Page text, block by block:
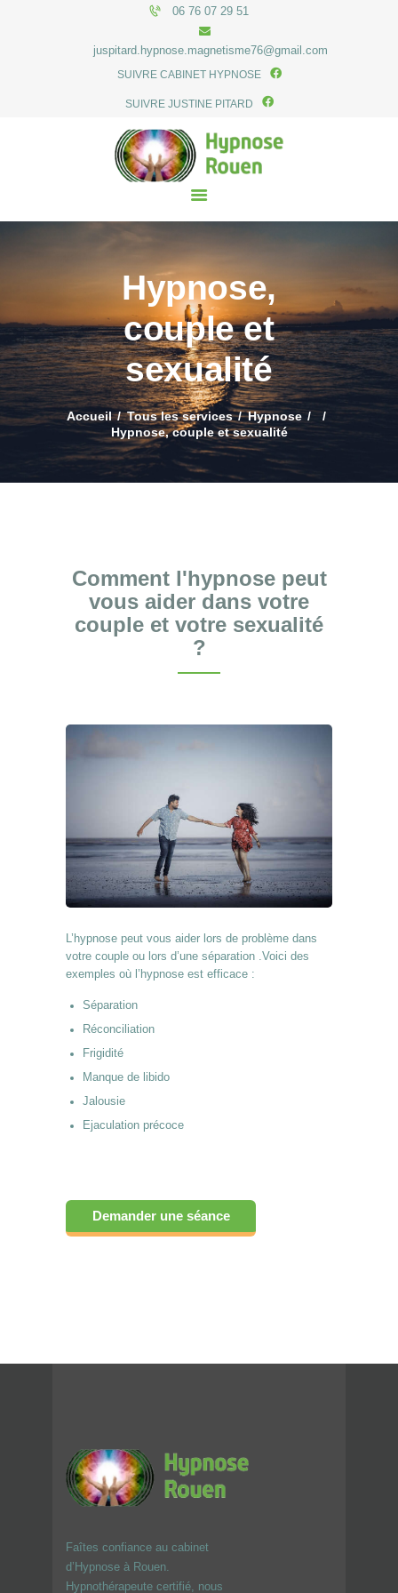
06 76 07 29 51
juspitard.hypnose.magnetisme76@gmail.com
SUIVRE CABINET HYPNOSE
SUIVRE JUSTINE PITARD
Hypnose,
couple et
sexualité
Accueil Tous les services
Hypnose
Hypnose, couple et sexualité
ACCUEIL
LE CABINET
HYPNOSE
ACTUALITÉS
CONTACT
Comment l'hypnose peut
vous aider dans votre
couple et votre sexualité
?
L’hypnose peut vous aider lors de problème dans
votre couple ou lors d’une séparation .Voici des
exemples où l’hypnose est efficace :
Séparation
Réconciliation
Frigidité
Manque de libido
Jalousie
Ejaculation précoce
Demander une séance
Faîtes confiance au cabinet
d’Hypnose à Rouen.
Hypnothérapeute certifié, nous